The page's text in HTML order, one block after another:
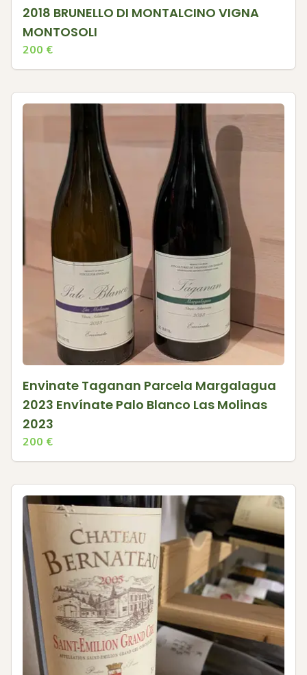
2018 BRUNELLO DI MONTALCINO VIGNA
MONTOSOLI
200 €
Envinate Taganan Parcela Margalagua
2023 Envínate Palo Blanco Las Molinas
2023
200 €